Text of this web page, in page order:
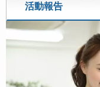
活動報告